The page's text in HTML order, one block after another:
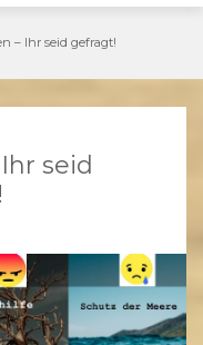
– Ihr seid gefragt!
seid